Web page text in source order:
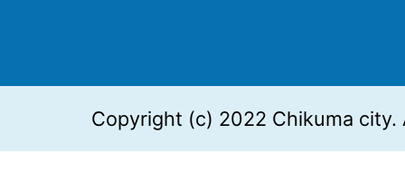
Copyright (c) 2022 Chikuma city.